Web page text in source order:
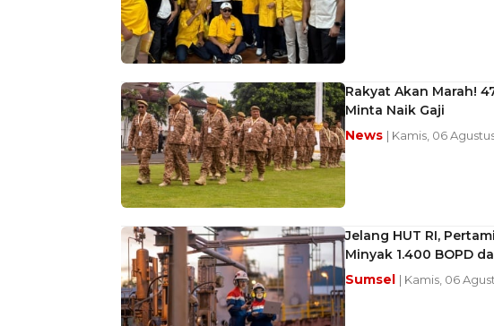
Rakyat Akan Marah!
Minta Naik Gaji
News | Kamis, 06
Jelang HUT RI,
Minyak 1.400 BOPD
Sumsel | Kamis, 06